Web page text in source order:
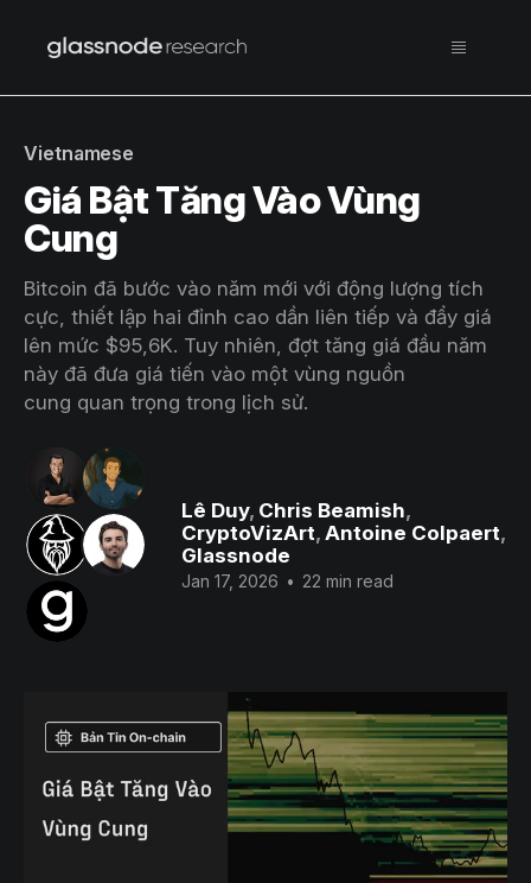
Vietnamese
Giá Bật Tăng Vào Vùng
Cung
Bitcoin đã bước vào năm mới với động lượng tích
cực, thiết lập hai đỉnh cao dần liên tiếp và đẩy giá
lên mức $95,6K. Tuy nhiên, đợt tăng giá đầu năm
này đã đưa giá tiến vào một vùng nguồn
cung quan trọng trong lịch sử.
Lê Duy, Chris Beamish,
CryptoVizArt, Antoine Colpaert,
Glassnode
Jan 17, 2026 • 22 min read